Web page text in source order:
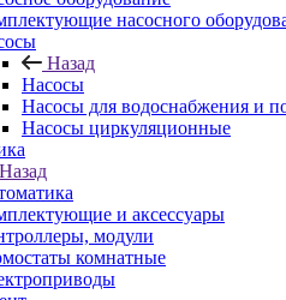
насосного
Назад
Насосы
Насосы для водоснабжения и
Насосы циркуляционные
Назад
и аксессуары
модули
комнатные